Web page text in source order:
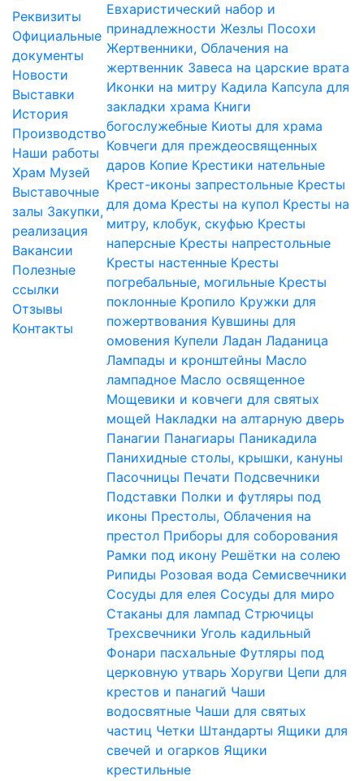
Реквизиты
Официальные
документы
Новости
Выставки
История
Производство
Наши работы
Храм Музей
Выставочные
залы Закупки,
реализация
Вакансии
Полезные
ссылки
Отзывы
Контакты
Евхаристический набор и
принадлежности Жезлы Посохи
Жертвенники, Облачения на
жертвенник Завеса на царские врата
Иконки на митру Кадила Капсула для
закладки храма Книги
богослужебные Киоты для храма
Ковчеги для преждеосвященных
даров Копие Крестики нательные
Крест-иконы запрестольные Кресты
для дома Кресты на купол Кресты на
митру, клобук, скуфью Кресты
наперсные Кресты напрестольные
Кресты настенные Кресты
погребальные, могильные Кресты
поклонные Кропило Кружки для
пожертвования Кувшины для
омовения Купели Ладан Ладаница
Лампады и кронштейны Масло
лампадное Масло освященное
Мощевики и ковчеги для святых
мощей Накладки на алтарную дверь
Панагии Панагиары Паникадила
Панихидные столы, крышки, кануны
Пасочницы Печати Подсвечники
Подставки Полки и футляры под
иконы Престолы, Облачения на
престол Приборы для соборования
Рамки под икону Решётки на солею
Рипиды Розовая вода Семисвечники
Сосуды для елея Сосуды для миро
Стаканы для лампад Стрючицы
Трехсвечники Уголь кадильный
Фонари пасхальные Футляры под
церковную утварь Хоругви Цепи для
крестов и панагий Чаши
водосвятные Чаши для святых
частиц Четки Штандарты Ящики для
свечей и огарков Ящики
крестильные